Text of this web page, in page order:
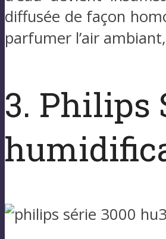
diffusée de façon
parfumer l’air
3. Philips